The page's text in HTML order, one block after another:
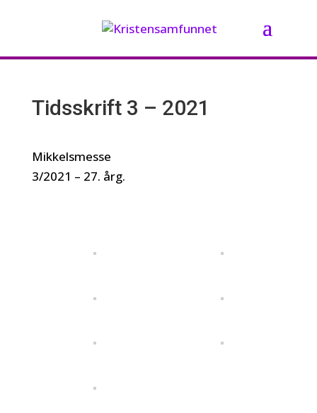
Tidsskrift 3 – 2021
Mikkelsmesse
3/2021 – 27. årg.